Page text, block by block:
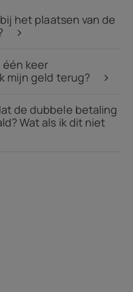
het plaatsen van de
één keer
mijn geld terug?
de dubbele betaling
Wat als ik dit niet